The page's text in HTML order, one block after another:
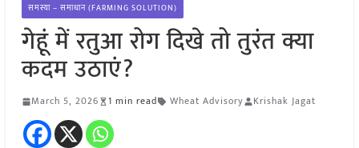
समस्या – समाधान (FARMING SOLUTION)
गेहूं में रतुआ रोग दिखे तो तुरंत क्या
कदम उठाएं?
March 5, 2026 1 min read Wheat Advisory Krishak Jagat